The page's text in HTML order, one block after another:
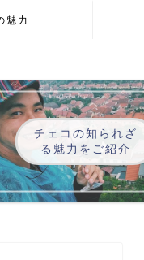
魅力
チェコの知られざ
る魅力をご紹介